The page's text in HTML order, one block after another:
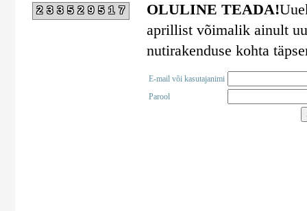
233529517
OLULINE TEADA!
aprillist võimalik ainult
nutirakenduse kohta
E-mail või kasutajanimi
Parool